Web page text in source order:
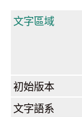
文字區域
初始版本
文字語系